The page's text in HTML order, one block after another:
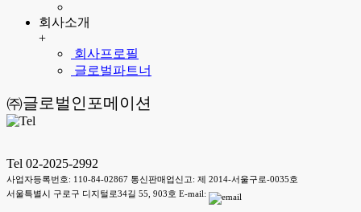
회사소개
+
회사프로필
글로벌파트너
㈜글로벌인포메이션
Tel 02-2025-2992
사업자등록번호: 110-84-02867 통신판매업신고: 제 2014-서울구로-0035호
서울특별시 구로구 디지털로34길 55, 903호 E-mail: